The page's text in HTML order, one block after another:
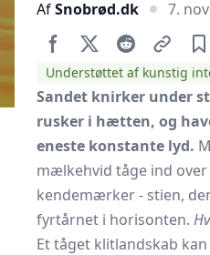
AfSnobrød.dk 7.
Understøttet af kunstig
Sandet knirker under
rusker i hætten, og
eneste konstante lyd.
mælkehvid tåge ind
kendemærker - stien,
fyrtårnet i horisonten.
Et tåget klitlandskab